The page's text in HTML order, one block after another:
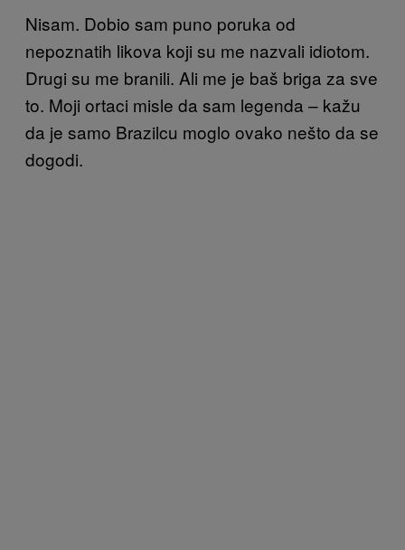
Nisam. Dobio sam puno poruka od
nepoznatih likova koji su me nazvali idiotom.
Drugi su me branili. Ali me je baš briga za sve
to. Moji ortaci misle da sam legenda – kažu
da je samo Brazilcu moglo ovako nešto da se
dogodi.